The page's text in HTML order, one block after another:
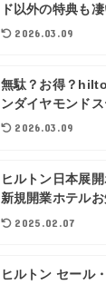
ド以外の特典も凄
2026.03.09
無駄？お得？
ンダイヤモンドス
2026.03.09
ヒルトン日本展
新規開業ホテルお
2025.02.07
ヒルトン セール